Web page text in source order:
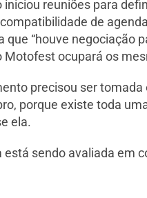
reuniões para
de
“houve negociação
ocupará os
precisou ser
porque existe toda
ela.
sendo avaliada em